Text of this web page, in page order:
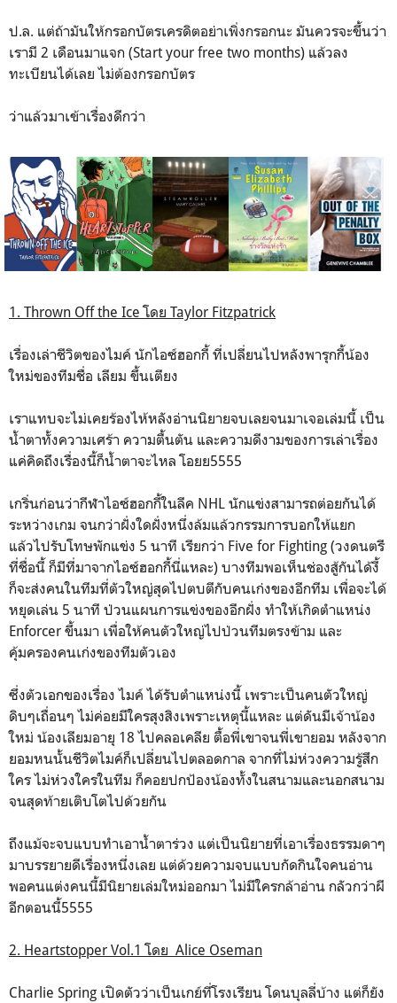
ป.ล. แต่ถ้ามันให้กรอกบัตรเครดิตอย่าเพิ่งกรอกนะ มันควรจะขึ้นว่า
เรามี 2 เดือนมาแจก (Start your free two months) แล้วลง
ทะเบียนได้เลย ไม่ต้องกรอกบัตร
ว่าแล้วมาเข้าเรื่องดีกว่า
1. Thrown Off the Ice โดย Taylor Fitzpatrick
เรื่องเล่าชีวิตของไมค์ นักไอซ์ฮอกกี้ ที่เปลี่ยนไปหลังพารุกกี้น้อง
ใหม่ของทีมชื่อ เลียม ขึ้นเตียง
เราแทบจะไม่เคยร้องไห้หลังอ่านนิยายจบเลยจนมาเจอเล่มนี้ เป็น
น้ำตาทั้งความเศร้า ความตื้นตัน และความดีงามของการเล่าเรื่อง
แค่คิดถึงเรื่องนี้ก็น้ำตาจะไหล โอยย5555
เกริ่นก่อนว่ากีฬาไอซ์ฮอกกี้ในลีค NHL นักแข่งสามารถต่อยกันได้
ระหว่างเกม จนกว่าฝั่งใดฝั่งหนึ่งล้มแล้วกรรมการบอกให้แยก
แล้วไปรับโทษพักแข่ง 5 นาที เรียกว่า Five for Fighting (วงดนตรี
ที่ชื่อนี้ ก็มีที่มาจากไอซ์ฮอกกี้นี่แหละ) บางทีมพอเห็นช่องสู้กันได้งี้
ก็จะส่งคนในทีมที่ตัวใหญ่สุดไปตบตีกับคนเก่งของอีกทีม เพื่อจะได้
หยุดเล่น 5 นาที ป่วนแผนการแข่งของอีกฝั่ง ทำให้เกิดตำแหน่ง
Enforcer ขึ้นมา เพื่อให้คนตัวใหญ่ไปป่วนทีมตรงข้าม และ
คุ้มครองคนเก่งของทีมตัวเอง
ซึ่งตัวเอกของเรื่อง ไมค์ ได้รับตำแหน่งนี้ เพราะเป็นคนตัวใหญ่
ดิบๆเถื่อนๆ ไม่ค่อยมีใครสุงสิงเพราะเหตุนี้แหละ แต่ดันมีเจ้าน้อง
ใหม่ น้องเลียมอายุ 18 ไปคลอเคลีย ตื้อพี่เขาจนพี่เขายอม หลังจาก
ยอมหนนั้นชีวิตไมค์ก็เปลี่ยนไปตลอดกาล จากที่ไม่ห่วงความรู้สึก
ใคร ไม่ห่วงใครในทีม ก็คอยปกป้องน้องทั้งในสนามและนอกสนาม
จนสุดท้ายเติบโตไปด้วยกัน
ถึงแม้จะจบแบบทำเอาน้ำตาร่วง แต่เป็นนิยายที่เอาเรื่องธรรมดาๆ
มาบรรยายดีเรื่องหนึ่งเลย แต่ด้วยความจบแบบกัดกินใจคนอ่าน
พอคนแต่งคนนี้มีนิยายเล่มใหม่ออกมา ไม่มีใครกล้าอ่าน กลัวกว่าผี
อีกตอนนี้5555
2. Heartstopper Vol.1 โดย Alice Oseman
Charlie Spring เปิดตัวว่าเป็นเกย์ที่โรงเรียน โดนบุลลี่บ้าง แต่ก็ยัง